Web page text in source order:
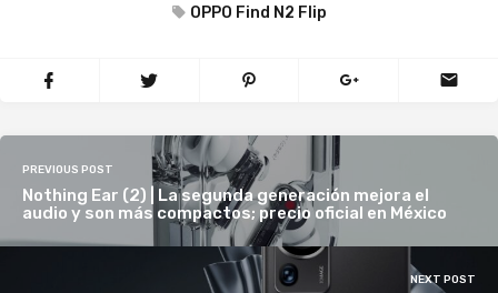
OPPO Find N2 Flip
PREVIOUS POST
Nothing Ear (2) | La segunda generación mejora el
audio y son más compactos; precio oficial en México
NEXT POST